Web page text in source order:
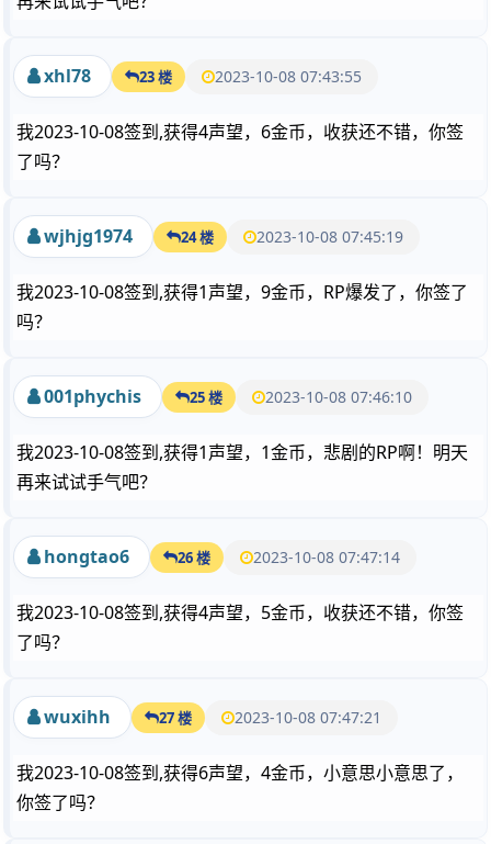
xhl78 23 楼 2023-10-08 07:43:55
我2023-10-08签到,获得4声望，6金币，收获还不错，你签
了吗？
wjhjg1974 24 楼 2023-10-08 07:45:19
我2023-10-08签到,获得1声望，9金币，RP爆发了，你签了
吗？
001phychis 25 楼 2023-10-08 07:46:10
我2023-10-08签到,获得1声望，1金币，悲剧的RP啊！明天
再来试试手气吧？
hongtao6 26 楼 2023-10-08 07:47:14
我2023-10-08签到,获得4声望，5金币，收获还不错，你签
了吗？
wuxihh 27 楼 2023-10-08 07:47:21
我2023-10-08签到,获得6声望，4金币，小意思小意思了，
你签了吗？